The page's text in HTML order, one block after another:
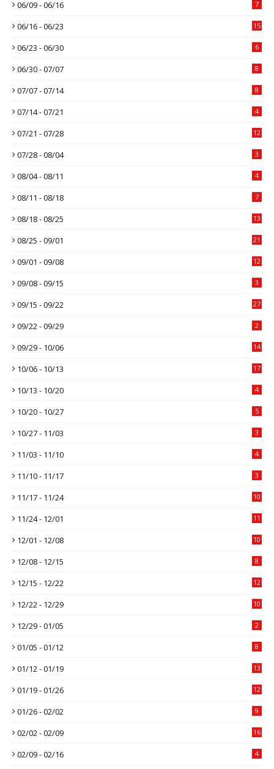
06/09 - 06/16 7
06/16 - 06/23 15
06/23 - 06/30 6
06/30 - 07/07 8
07/07 - 07/14 8
07/14 - 07/21 4
07/21 - 07/28 12
07/28 - 08/04 3
08/04 - 08/11 4
08/11 - 08/18 7
08/18 - 08/25 13
08/25 - 09/01 21
09/01 - 09/08 12
09/08 - 09/15 3
09/15 - 09/22 27
09/22 - 09/29 2
09/29 - 10/06 14
10/06 - 10/13 17
10/13 - 10/20 4
10/20 - 10/27 5
10/27 - 11/03 3
11/03 - 11/10 4
11/10 - 11/17 3
11/17 - 11/24 10
11/24 - 12/01 11
12/01 - 12/08 10
12/08 - 12/15 8
12/15 - 12/22 12
12/22 - 12/29 10
12/29 - 01/05 2
01/05 - 01/12 8
01/12 - 01/19 13
01/19 - 01/26 12
01/26 - 02/02 9
02/02 - 02/09 16
02/09 - 02/16 4